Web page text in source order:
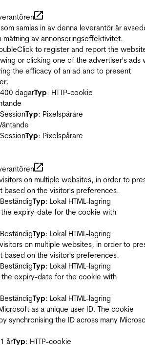
samlas in av denna leverantör är
mätning av annonseringseffektivitet.
to register and report the
or clicking one of the advertiser's ads
the efficacy of an ad and to present
dagarTyp: HTTP-cookie
Typ: Pixelspårare
Typ: Pixelspårare
on multiple websites, in order to
based on the visitor's preferences.
Typ: Lokal HTML-lagring
the expiry-date for the cookie with
Typ: Lokal HTML-lagring
on multiple websites, in order to
based on the visitor's preferences.
Typ: Lokal HTML-lagring
the expiry-date for the cookie with
Typ: Lokal HTML-lagring
as a unique user ID. The cookie
synchronising the ID across many
årTyp: HTTP-cookie